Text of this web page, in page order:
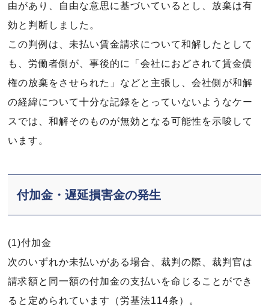
由があり、自由な意思に基づいているとし、放棄は有
効と判断しました。
この判例は、未払い賃金請求について和解したとして
も、労働者側が、事後的に「会社におどされて賃金債
権の放棄をさせられた」などと主張し、会社側が和解
の経緯について十分な記録をとっていないようなケー
スでは、和解そのものが無効となる可能性を示唆して
います。
付加金・遅延損害金の発生
(1)付加金
次のいずれか未払いがある場合、裁判の際、裁判官は
請求額と同一額の付加金の支払いを命じることができ
ると定められています（労基法114条）。